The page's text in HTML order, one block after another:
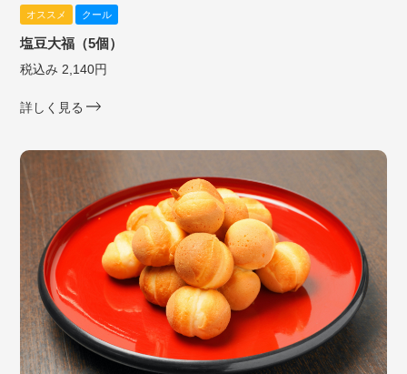
オススメ クール
塩豆大福（5個）
税込み 2,140円
詳しく見る